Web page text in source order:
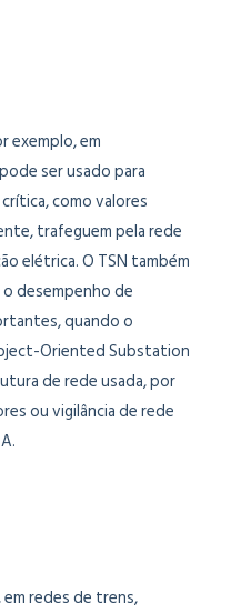
exemplo, em
ser usado para
como valores
trafeguem pela rede
elétrica. O TSN também
desempenho de
quando o
Oriented Substation
de rede usada, por
ou vigilância de rede
redes de trens,